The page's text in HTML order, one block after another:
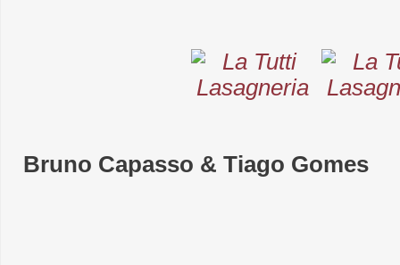
Bruno Capasso & Tiago Gomes